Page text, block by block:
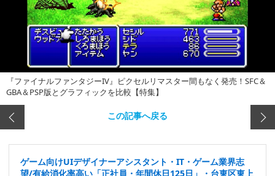
『ファイナルファンタジーIV』ピクセルリマスター間もなく発売！SFC＆
GBA＆PSP版とグラフィックを比較【特集】
この記事へ戻る
ゲーム向けUIデザイナーアシスタント・IT・ゲーム業界志
望/有給消化率高い「正社員・年間休日125日」・台東区東上